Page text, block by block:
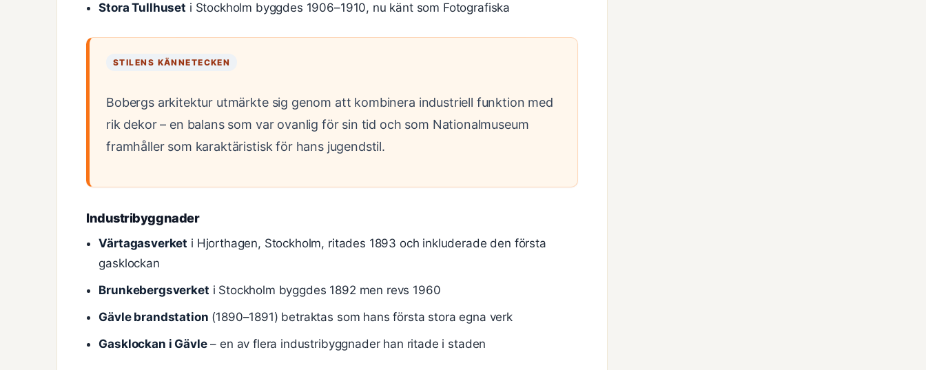
Stora Tullhuset i Stockholm byggdes 1906–1910, nu känt som Fotografiska
STILENS KÄNNETECKEN
Bobergs arkitektur utmärkte sig genom att kombinera industriell funktion med
rik dekor – en balans som var ovanlig för sin tid och som Nationalmuseum
framhåller som karaktäristisk för hans jugendstil.
Industribyggnader
Värtagasverket i Hjorthagen, Stockholm, ritades 1893 och inkluderade den första
gasklockan
Brunkebergsverket i Stockholm byggdes 1892 men revs 1960
Gävle brandstation (1890–1891) betraktas som hans första stora egna verk
Gasklockan i Gävle– en av flera industribyggnader han ritade i staden